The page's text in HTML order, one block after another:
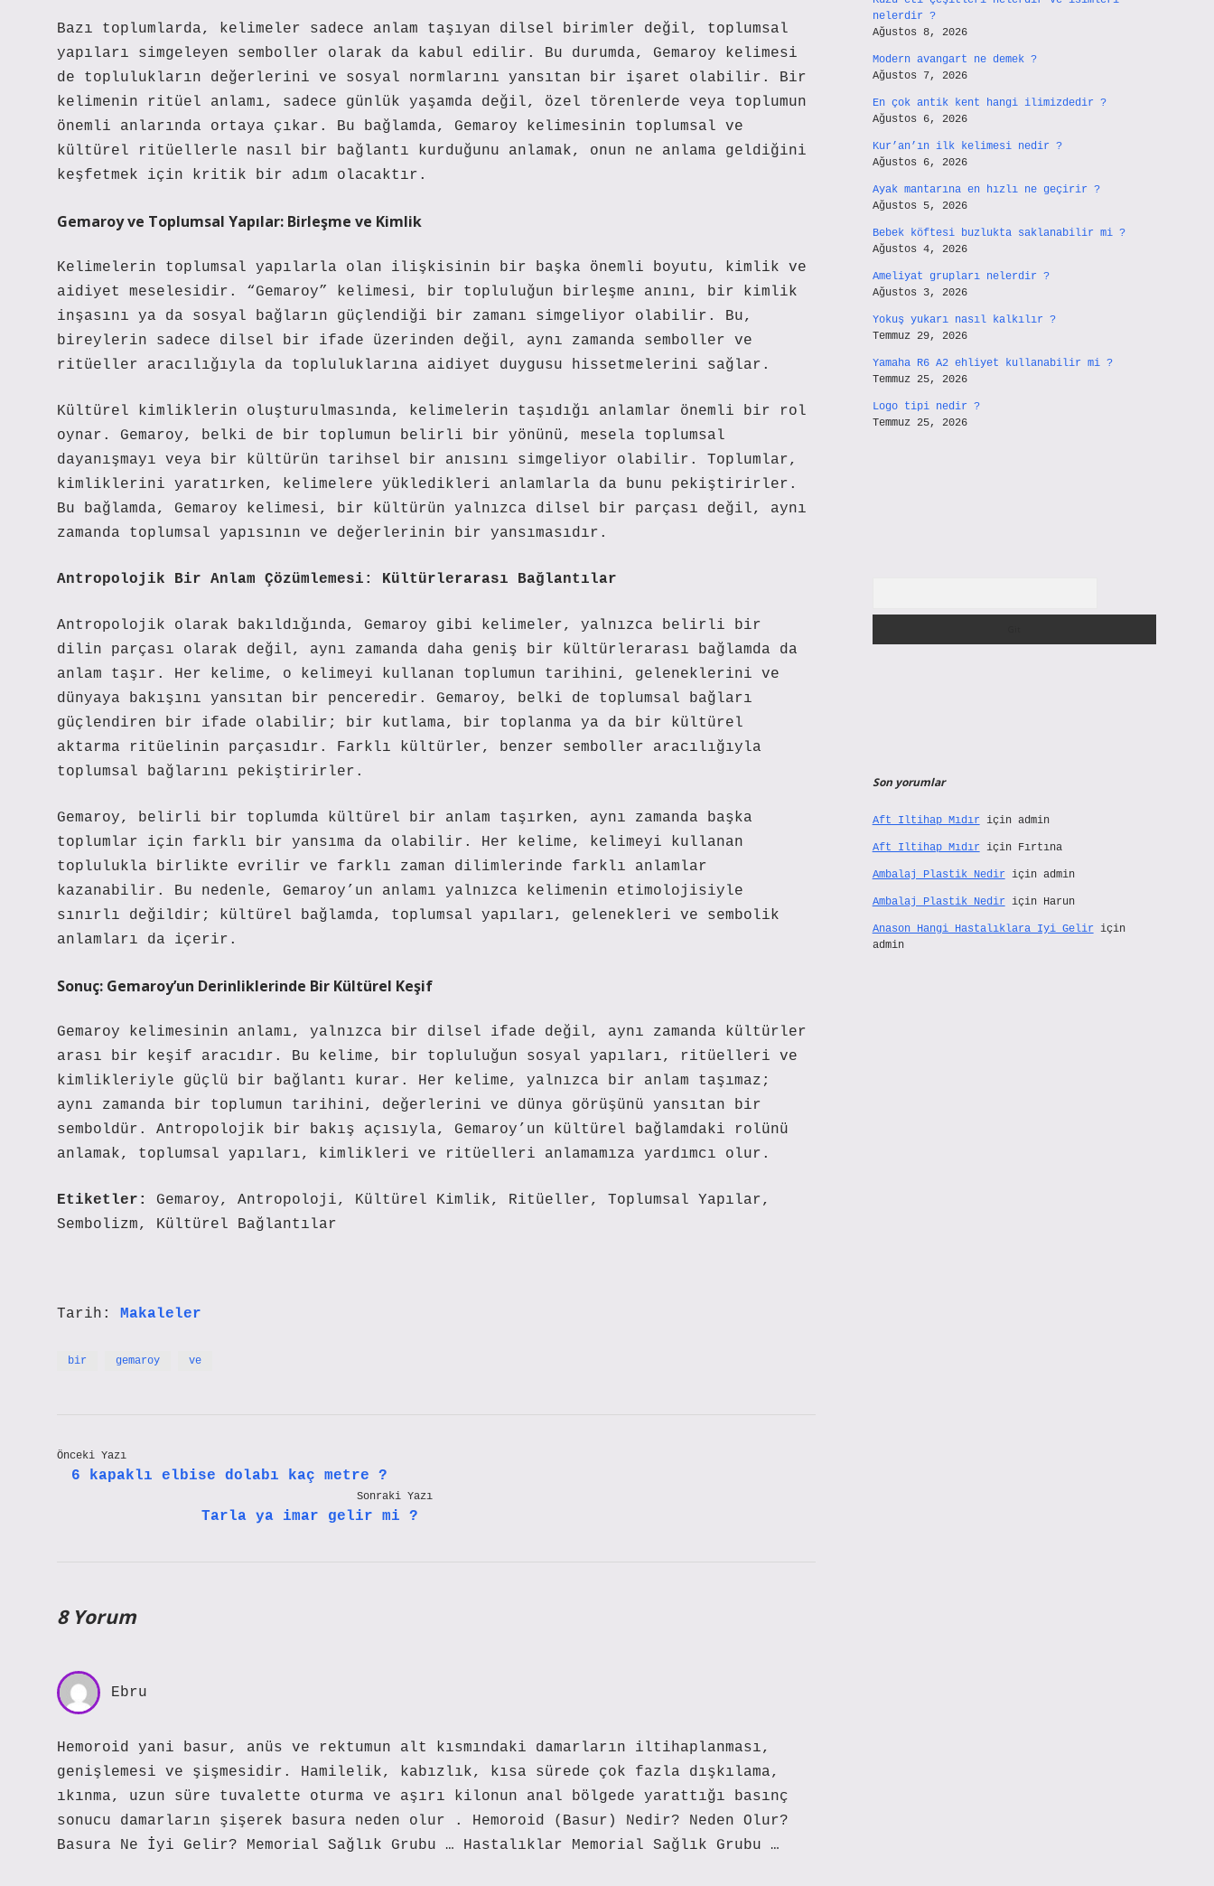
Bazı toplumlarda, kelimeler sadece anlam taşıyan dilsel birimler değil, toplumsal
yapıları simgeleyen semboller olarak da kabul edilir. Bu durumda, Gemaroy kelimesi
de toplulukların değerlerini ve sosyal normlarını yansıtan bir işaret olabilir. Bir
kelimenin ritüel anlamı, sadece günlük yaşamda değil, özel törenlerde veya toplumun
önemli anlarında ortaya çıkar. Bu bağlamda, Gemaroy kelimesinin toplumsal ve
kültürel ritüellerle nasıl bir bağlantı kurduğunu anlamak, onun ne anlama geldiğini
keşfetmek için kritik bir adım olacaktır.
Gemaroy ve Toplumsal Yapılar: Birleşme ve Kimlik
Kelimelerin toplumsal yapılarla olan ilişkisinin bir başka önemli boyutu, kimlik ve
aidiyet meselesidir. “Gemaroy” kelimesi, bir topluluğun birleşme anını, bir kimlik
inşasını ya da sosyal bağların güçlendiği bir zamanı simgeliyor olabilir. Bu,
bireylerin sadece dilsel bir ifade üzerinden değil, aynı zamanda semboller ve
ritüeller aracılığıyla da topluluklarına aidiyet duygusu hissetmelerini sağlar.
Kültürel kimliklerin oluşturulmasında, kelimelerin taşıdığı anlamlar önemli bir rol
oynar. Gemaroy, belki de bir toplumun belirli bir yönünü, mesela toplumsal
dayanışmayı veya bir kültürün tarihsel bir anısını simgeliyor olabilir. Toplumlar,
kimliklerini yaratırken, kelimelere yükledikleri anlamlarla da bunu pekiştirirler.
Bu bağlamda, Gemaroy kelimesi, bir kültürün yalnızca dilsel bir parçası değil, aynı
zamanda toplumsal yapısının ve değerlerinin bir yansımasıdır.
Antropolojik Bir Anlam Çözümlemesi: Kültürlerarası Bağlantılar
Antropolojik olarak bakıldığında, Gemaroy gibi kelimeler, yalnızca belirli bir
dilin parçası olarak değil, aynı zamanda daha geniş bir kültürlerarası bağlamda da
anlam taşır. Her kelime, o kelimeyi kullanan toplumun tarihini, geleneklerini ve
dünyaya bakışını yansıtan bir penceredir. Gemaroy, belki de toplumsal bağları
güçlendiren bir ifade olabilir; bir kutlama, bir toplanma ya da bir kültürel
aktarma ritüelinin parçasıdır. Farklı kültürler, benzer semboller aracılığıyla
toplumsal bağlarını pekiştirirler.
Gemaroy, belirli bir toplumda kültürel bir anlam taşırken, aynı zamanda başka
toplumlar için farklı bir yansıma da olabilir. Her kelime, kelimeyi kullanan
toplulukla birlikte evrilir ve farklı zaman dilimlerinde farklı anlamlar
kazanabilir. Bu nedenle, Gemaroy’un anlamı yalnızca kelimenin etimolojisiyle
sınırlı değildir; kültürel bağlamda, toplumsal yapıları, gelenekleri ve sembolik
anlamları da içerir.
Sonuç: Gemaroy’un Derinliklerinde Bir Kültürel Keşif
Gemaroy kelimesinin anlamı, yalnızca bir dilsel ifade değil, aynı zamanda kültürler
arası bir keşif aracıdır. Bu kelime, bir topluluğun sosyal yapıları, ritüelleri ve
kimlikleriyle güçlü bir bağlantı kurar. Her kelime, yalnızca bir anlam taşımaz;
aynı zamanda bir toplumun tarihini, değerlerini ve dünya görüşünü yansıtan bir
semboldür. Antropolojik bir bakış açısıyla, Gemaroy’un kültürel bağlamdaki rolünü
anlamak, toplumsal yapıları, kimlikleri ve ritüelleri anlamamıza yardımcı olur.
Etiketler:
Gemaroy, Antropoloji, Kültürel Kimlik, Ritüeller, Toplumsal Yapılar,
Sembolizm, Kültürel Bağlantılar
Tarih: Makaleler
bir gemaroy ve
Önceki Yazı
6 kapaklı elbise dolabı kaç metre ?
Sonraki Yazı
Tarla ya imar gelir mi ?
8 Yorum
Ebru
Hemoroid yani basur, anüs ve rektumun alt kısmındaki damarların iltihaplanması,
genişlemesi ve şişmesidir. Hamilelik, kabızlık, kısa sürede çok fazla dışkılama,
ıkınma, uzun süre tuvalette oturma ve aşırı kilonun anal bölgede yarattığı basınç
sonucu damarların şişerek basura neden olur . Hemoroid (Basur) Nedir? Neden Olur?
Basura Ne İyi Gelir? Memorial Sağlık Grubu … Hastalıklar Memorial Sağlık Grubu …
nelerdir ?
Ağustos 8, 2026
Modern avangart ne demek ?
Ağustos 7, 2026
En çok antik kent hangi ilimizdedir ?
Ağustos 6, 2026
Kur’an’ın ilk kelimesi nedir ?
Ağustos 6, 2026
Ayak mantarına en hızlı ne geçirir ?
Ağustos 5, 2026
Bebek köftesi buzlukta saklanabilir mi ?
Ağustos 4, 2026
Ameliyat grupları nelerdir ?
Ağustos 3, 2026
Yokuş yukarı nasıl kalkılır ?
Temmuz 29, 2026
Yamaha R6 A2 ehliyet kullanabilir mi ?
Temmuz 25, 2026
Logo tipi nedir ?
Temmuz 25, 2026
Son yorumlar
Aft Iltihap Mıdır için admin
Aft Iltihap Mıdır için Fırtına
Ambalaj Plastik Nedir için admin
Ambalaj Plastik Nedir için Harun
Anason Hangi Hastalıklara Iyi Gelir için
admin